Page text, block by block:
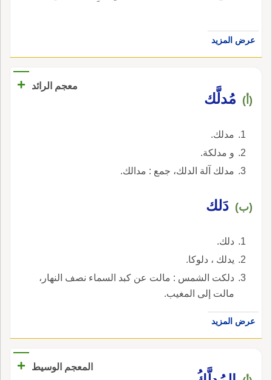
عرض المزيد
معجم الرائد +
(أ) مُدلَّك
مدلك.
و مدلكة.
مدلك آلة الدلك، جمع : مدالك.
(ب) دَلك
دلك.
يدلك ، دلوكا.
دلكت الشمس : مالت عن كبد السماء نصف النهار،
مالت إلى المغيب.
عرض المزيد
المعجم الوسيط +